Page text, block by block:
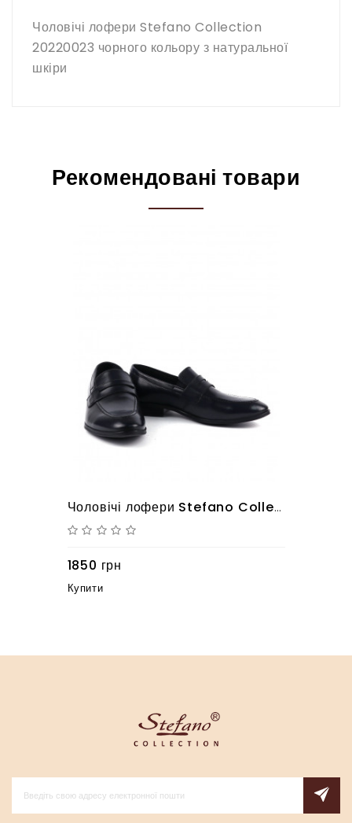
Чоловічі лофери Stefano Collection
20220023 чорного кольору з натуральної
шкіри
Рекомендовані товари
Чоловічі лофери Stefano Collection 20220024 синього кольору з натуральної шкіри
1850 грн
Купити